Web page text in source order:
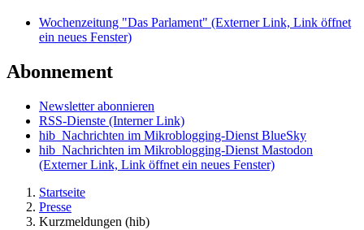
Wochenzeitung "Das Parlament" (Externer Link, Link öffnet
ein neues Fenster)
Abonnement
Newsletter abonnieren
RSS-Dienste (Interner Link)
hib_Nachrichten im Mikroblogging-Dienst BlueSky
hib_Nachrichten im Mikroblogging-Dienst Mastodon
(Externer Link, Link öffnet ein neues Fenster)
Startseite
Presse
Kurzmeldungen (hib)